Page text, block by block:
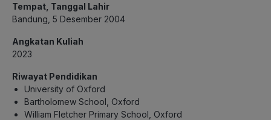
Tempat, Tanggal Lahir
Bandung, 5 Desember 2004
Angkatan Kuliah
2023
Riwayat Pendidikan
University of Oxford
Bartholomew School, Oxford
William Fletcher Primary School, Oxford